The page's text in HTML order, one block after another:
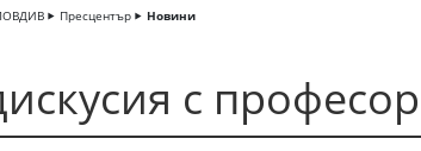
Пресцентър Новини
с